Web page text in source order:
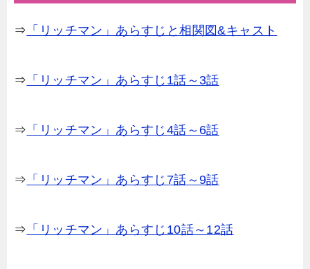
⇒ 「リッチマン」あらすじと相関図&キャスト
⇒ 「リッチマン」あらすじ1話～3話
⇒ 「リッチマン」あらすじ4話～6話
⇒ 「リッチマン」あらすじ7話～9話
⇒ 「リッチマン」あらすじ10話～12話